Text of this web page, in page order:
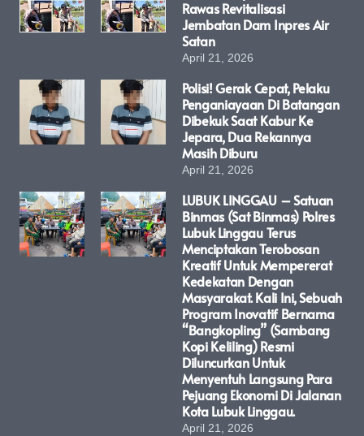
Rawas Revitalisasi
Jembatan Dam Inpres Air
Satan
April 21, 2026
Polisi! Gerak Cepat, Pelaku
Penganiayaan Di Batangan
Dibekuk Saat Kabur Ke
Jepara, Dua Rekannya
Masih Diburu
April 21, 2026
LUBUK LINGGAU – Satuan
Binmas (Sat Binmas) Polres
Lubuk Linggau Terus
Menciptakan Terobosan
Kreatif Untuk Mempererat
Kedekatan Dengan
Masyarakat. Kali Ini, Sebuah
Program Inovatif Bernama
“Bangkopling” (Sambang
Kopi Keliling) Resmi
Diluncurkan Untuk
Menyentuh Langsung Para
Pejuang Ekonomi Di Jalanan
Kota Lubuk Linggau.
April 21, 2026